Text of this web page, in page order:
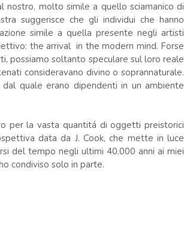
molto simile a quello sciamanico di
suggerisce che gli individui che hanno
simile a quella presente negli artisti
the arrival in the modern mind. Forse
possiamo soltanto speculare sul loro reale
consideravano divino o soprannaturale.
quale erano dipendenti in un ambiente
per la vasta quantitá di oggetti preistorici
data da J. Cook, che mette in luce
del tempo negli ultimi 40.000 anni ai miei
condiviso solo in parte.